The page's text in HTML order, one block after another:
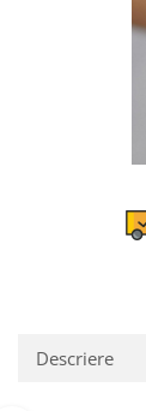
Descriere